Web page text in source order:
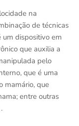
na
de técnicas
um dispositivo em
que auxilia a
pelo
que é uma
mamário, que
entre outras